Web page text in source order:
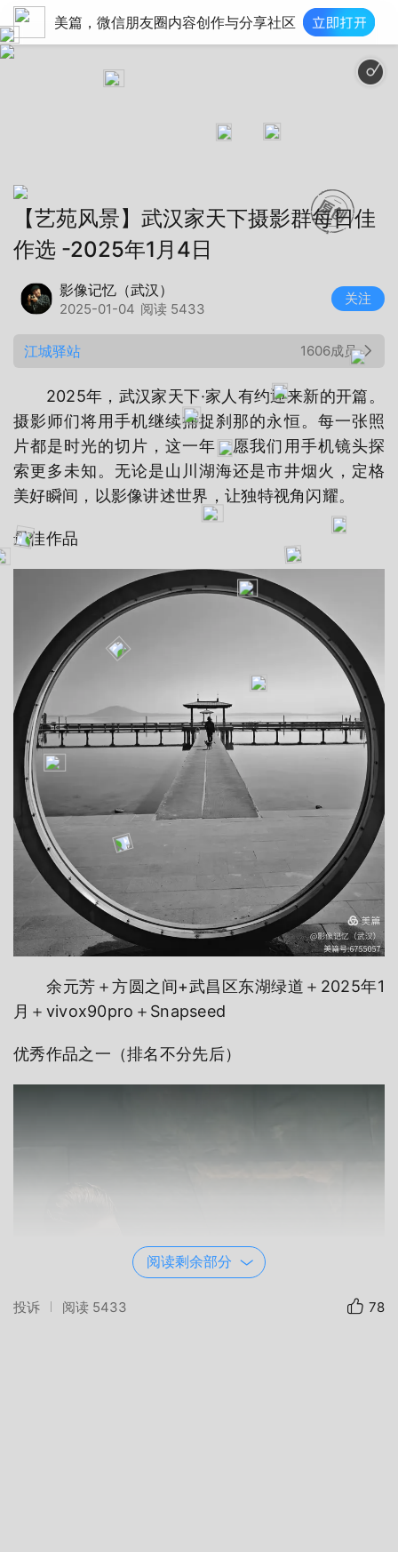
美篇，微信朋友圈内容创作与分享社区
【艺苑风景】武汉家天下摄影群每日佳
作选 -2025年1月4日
影像记忆（武汉）
2025-01-04 阅读 5433
关注
江城驿站 1606成员
2025年，武汉家天下·家人有约迎来新的开篇。
摄影师们将用手机继续捕捉刹那的永恒。每一张照
片都是时光的切片，这一年，愿我们用手机镜头探
索更多未知。无论是山川湖海还是市井烟火，定格
美好瞬间，以影像讲述世界，让独特视角闪耀。
最佳作品
余元芳＋方圆之间+武昌区东湖绿道＋2025年1
月＋vivox90pro＋Snapseed
优秀作品之一（排名不分先后）
阅读剩余部分
投诉 阅读 5433 78
冬至（舒缓氛围轻